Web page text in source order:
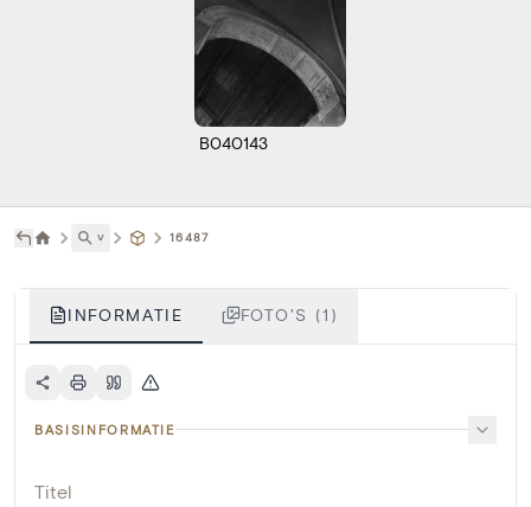
B040143
˅ 16487
INFORMATIE FOTO'S (1)
BASISINFORMATIE
Titel